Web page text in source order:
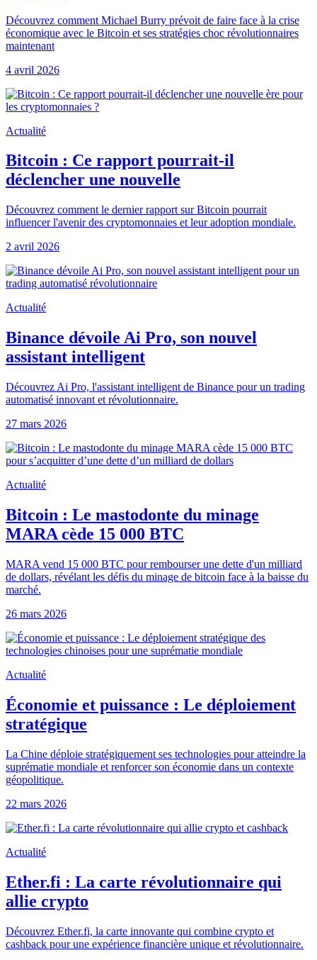
Découvrez comment Michael Burry prévoit de faire face à la crise
économique avec le Bitcoin et ses stratégies choc révolutionnaires
maintenant
4 avril 2026
Actualité
Bitcoin : Ce rapport pourrait-il
déclencher une nouvelle
Découvrez comment le dernier rapport sur Bitcoin pourrait
influencer l'avenir des cryptomonnaies et leur adoption mondiale.
2 avril 2026
Actualité
Binance dévoile Ai Pro, son nouvel
assistant intelligent
Découvrez Ai Pro, l'assistant intelligent de Binance pour un trading
automatisé innovant et révolutionnaire.
27 mars 2026
Actualité
Bitcoin : Le mastodonte du minage
MARA cède 15 000 BTC
MARA vend 15 000 BTC pour rembourser une dette d'un milliard
de dollars, révélant les défis du minage de bitcoin face à la baisse du
marché.
26 mars 2026
Actualité
Économie et puissance : Le déploiement
stratégique
La Chine déploie stratégiquement ses technologies pour atteindre la
suprématie mondiale et renforcer son économie dans un contexte
géopolitique.
22 mars 2026
Actualité
Ether.fi : La carte révolutionnaire qui
allie crypto
Découvrez Ether.fi, la carte innovante qui combine crypto et
cashback pour une expérience financière unique et révolutionnaire.